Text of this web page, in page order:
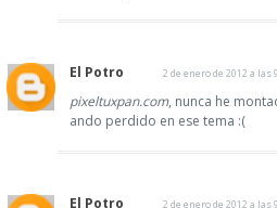
El Potro 2 de enero de 2012 a las
pixeltuxpan.com, nunca he
ando perdido en ese tema :(
El Potro 2 de enero de 2012 a las